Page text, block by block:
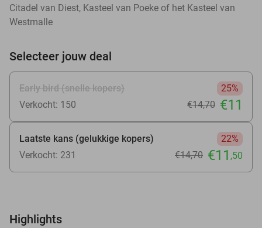
Citadel van Diest, Kasteel van Poeke of het Kasteel van
Westmalle
Selecteer jouw deal
Early bird (snelle kopers)
25%
Verkocht: 150
€14,70 €11
Laatste kans (gelukkige kopers)
22%
Verkocht: 231
€14,70 €11 ,50
Highlights